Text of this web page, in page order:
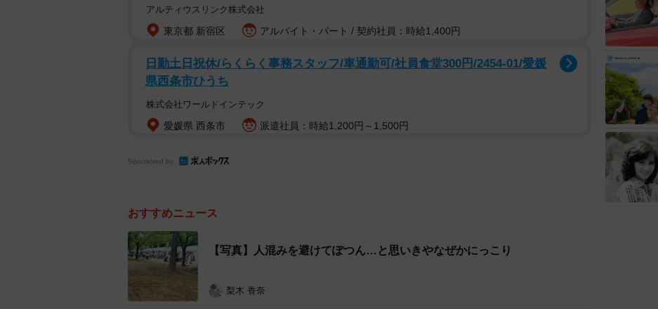
アルティウスリンク株式会社
東京都 新宿区 アルバイト・パート / 契約社員：時給1,400円
日勤土日祝休/らくらく事務スタッフ/車通勤可/社員食堂300円/2454-01/愛媛
県西条市ひうち
株式会社ワールドインテック
愛媛県 西条市 派遣社員：時給1,200円～1,500円
Sponsored by
おすすめニュース
【写真】人混みを避けてぽつん…と思いきやなぜかにっこり
梨木 香奈